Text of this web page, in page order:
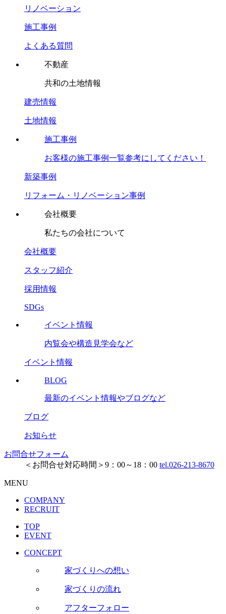
リノベーション
施工事例
よくある質問
不動産
共和の土地情報
建売情報
土地情報
施工事例
お客様の施工事例一覧参考にしてください！
新築事例
リフォーム・リノベーション事例
会社概要
私たちの会社について
会社概要
スタッフ紹介
採用情報
SDGs
イベント情報
内覧会や構造見学会など
イベント情報
BLOG
最新のイベント情報やブログなど
ブログ
お知らせ
お問合せフォーム
＜お問合せ対応時間＞9：00～18：00 tel.026-213-8670
MENU
COMPANY
RECRUIT
TOP
EVENT
CONCEPT
家づくりへの想い
家づくりの流れ
アフターフォロー